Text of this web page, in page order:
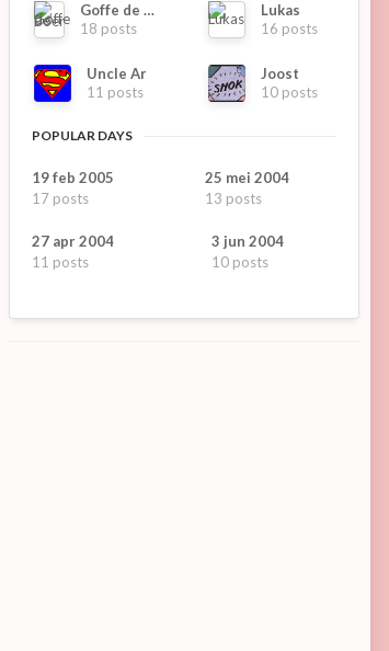
Goffe de Boer
18 posts
Lukas
16 posts
Uncle Ar
11 posts
Joost
10 posts
POPULAR DAYS
19 feb 2005
17 posts
25 mei 2004
13 posts
27 apr 2004
11 posts
3 jun 2004
10 posts